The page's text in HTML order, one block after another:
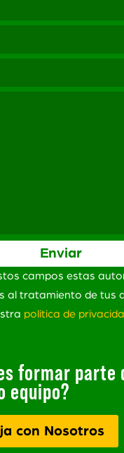
campos estas
al tratamiento de tus
politica de
formar parte
equipo?
con Nosotros